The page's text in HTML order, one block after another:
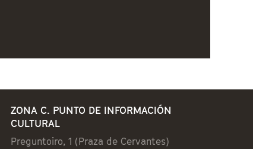
ZONA C. PUNTO DE INFORMACIÓN
CULTURAL
Preguntoiro, 1 (Praza de Cervantes)